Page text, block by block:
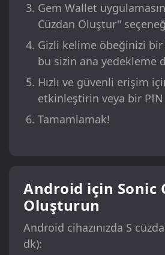
Gem Wallet
Cüzdan Oluştur"
Gizli kelime öbeğinizi bir
bu sizin ana yedekleme
Hızlı ve güvenli erişim
etkinleştirin veya bir
Tamamlamak!
Android için Sonic
Oluşturun
Android cihazınızda S
dk):